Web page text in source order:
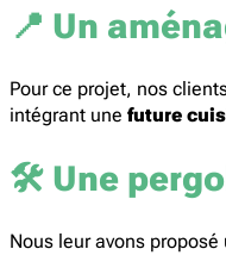
📍 Un
Pour ce projet, nos
intégrant une future
🛠️ Une
Nous leur avons proposé